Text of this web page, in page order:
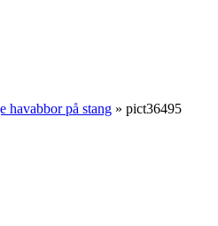
havabbor på stang » pict36495